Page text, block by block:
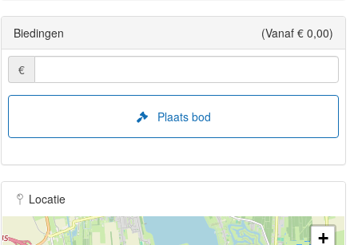
Biedingen (Vanaf € 0,00)
€
Plaats bod
Locatie
+